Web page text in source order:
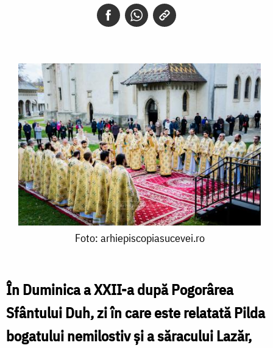
Foto: arhiepiscopiasucevei.ro
În Duminica a XXII-a după Pogorârea
Sfântului Duh, zi în care este relatată Pilda
bogatului nemilostiv și a săracului Lazăr,